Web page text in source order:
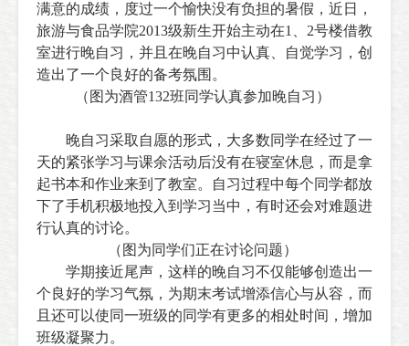
满意的成绩，度过一个愉快没有负担的暑假， 近日
，
旅游与食品学院2013级新生开始主动在1 2号楼借教
室进行晚自习，并且在晚自习中认真、自觉学习，创
造出了一个良好的备考氛围。
（图为酒管132班同学认真参加晚自习）
晚自习采取自愿的形式，大多数同学在经过了一
天的紧张学习与课余活动后没有在寝室休息，而是拿
起书本和作业来到了教室。自习过程中每个同学都放
下了手机积极地投入到学习当中，有时还会对难题进
行认真的讨论。
（图为同学们正在讨论问题）
学期接近尾声，这样的晚自习不仅能够创造出一
个良好的学习气氛，为期末考试增添信心与从容，而
且还可以使同一班级的同学有更多的相处时间，增加
班级凝聚力。